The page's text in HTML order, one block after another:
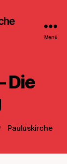
Menü
Die
Pauluskirche